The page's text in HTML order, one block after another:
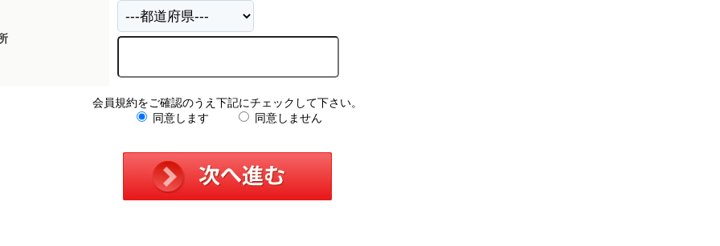
会員規約をご確認のうえ下記にチェックして下さい。
同意します
同意しません